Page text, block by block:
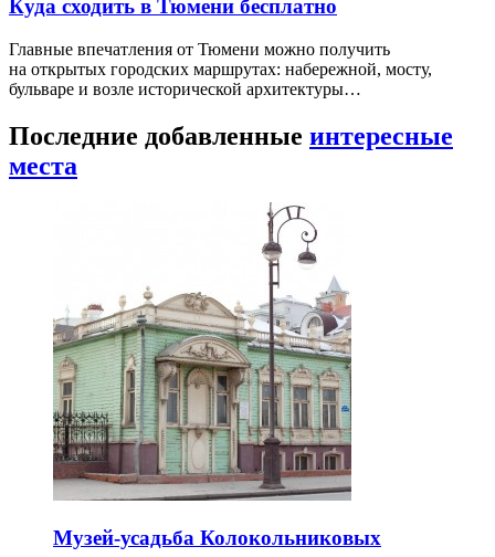
Куда сходить в Тюмени бесплатно
Главные впечатления от Тюмени можно получить
на открытых городских маршрутах: набережной, мосту,
бульваре и возле исторической архитектуры…
Последние добавленные интересные
места
Музей-усадьба Колокольниковых